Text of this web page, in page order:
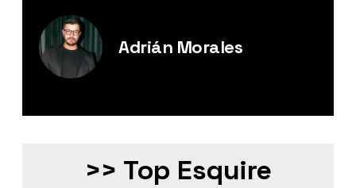
Adrián Morales
>> Top Esquire